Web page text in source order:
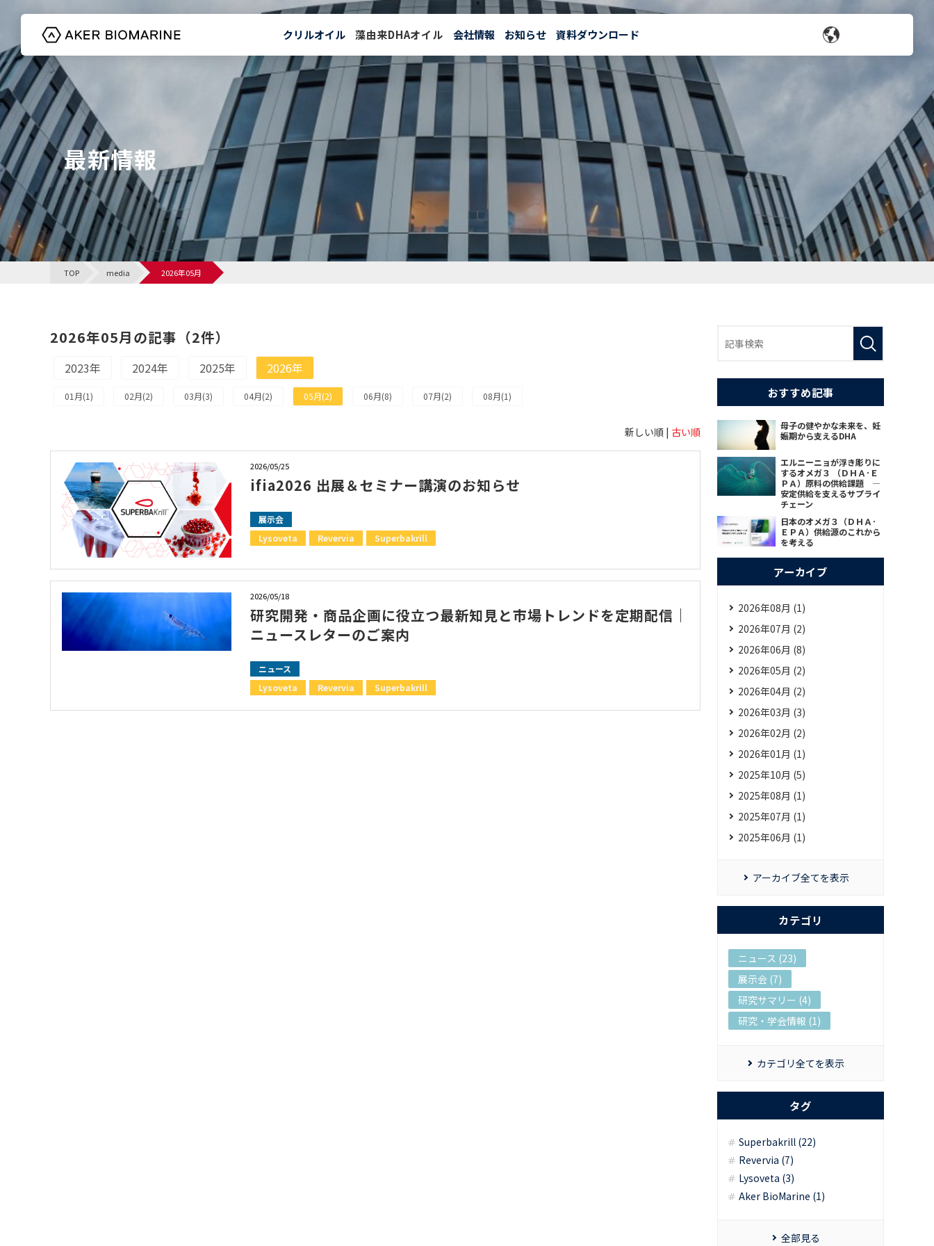
クリルオイル 藻由来DHAオイル 会社情報 お知らせ 資料ダウンロード
最新情報
お問い合わせ
クリルオイル 藻由来DHAオイル
リバービア
®について
®の特長
Revervia
リバービア
®の効果
Revervia®の資料ダウンロード
会社概要
お知らせ
TOP media 2026年05月
2026年05月の記事（2件）
2023年 2024年 2025年 2026年
01月(1) 02月(2) 03月(3) 04月(2) 05月(2) 06月(8) 07月(2) 08月(1)
新しい順 | 古い順
2026/05/25
ifia2026 出展＆セミナー講演のお知らせ
展示会
Lysoveta
Revervia Superbakrill
2026/05/18
研究開発・商品企画に役立つ最新知見と市場トレンドを定期配信｜
ニュースレターのご案内
ニュース
Lysoveta
Revervia Superbakrill
おすすめ記事
母子の健やかな未来を、妊
娠期から支えるDHA
エルニーニョが浮き彫りに
するオメガ３ （ＤＨＡ･Ｅ
ＰＡ）原料の供給課題 ―
安定供給を支えるサプライ
チェーン
日本のオメガ３（ＤＨＡ･
ＥＰＡ）供給源のこれから
を考える
アーカイブ
2026年08月 (1)
2026年07月 (2)
2026年06月 (8)
2026年05月 (2)
2026年04月 (2)
2026年03月 (3)
2026年02月 (2)
2026年01月 (1)
2025年10月 (5)
2025年08月 (1)
2025年07月 (1)
2025年06月 (1)
アーカイブ全てを表示
カテゴリ
ニュース (23)
展示会 (7)
研究サマリー (4)
研究・学会情報 (1)
カテゴリ全てを表示
タグ
Superbakrill (22)
Revervia (7)
Lysoveta (3)
Aker BioMarine (1)
全部見る